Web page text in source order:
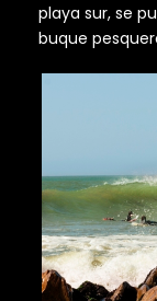
playa sur, se
buque